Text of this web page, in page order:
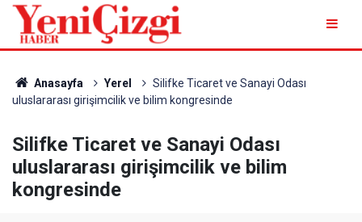
Anasayfa Yerel
Silifke Ticaret ve Sanayi Odası
uluslararası girişimcilik ve bilim kongresinde
Silifke Ticaret ve Sanayi Odası
uluslararası girişimcilik ve bilim
kongresinde